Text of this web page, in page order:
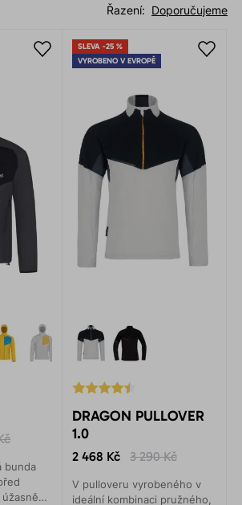
Doporučujeme
Řazení:
bunda
SLEVA -25 %
VYROBENO V EVROPĚ
DRAGON PULLOVER
1.0
2 468 Kč 3 290 Kč
V pulloveru vyrobeného v
ideální kombinaci pružného,